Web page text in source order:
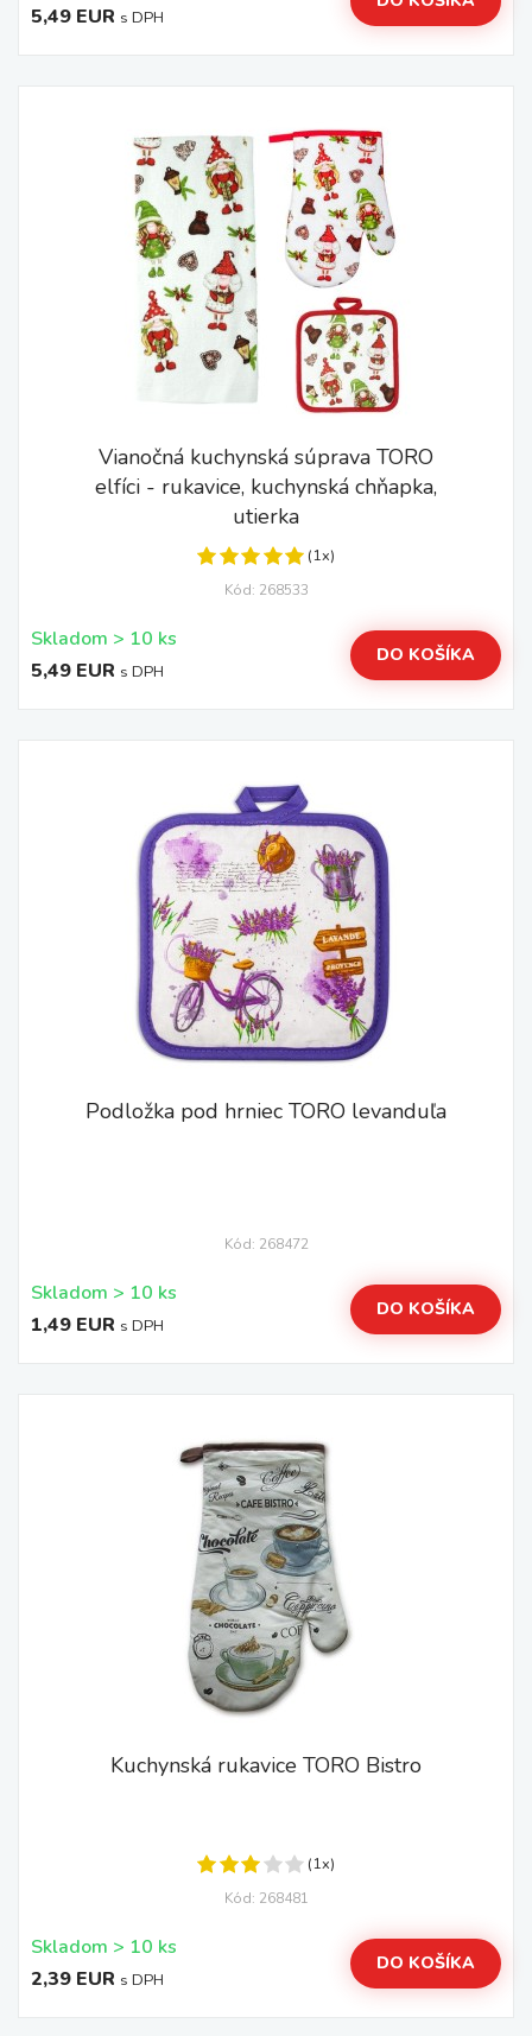
5,49 EUR s DPH
Vianočná kuchynská súprava TORO
elfíci - rukavice, kuchynská chňapka,
utierka
(1x)
Kód: 268533
Skladom > 10 ks
5,49 EUR s DPH
DO KOŠÍKA
Podložka pod hrniec TORO levanduľa
Kód: 268472
Skladom > 10 ks
1,49 EUR s DPH
DO KOŠÍKA
Kuchynská rukavice TORO Bistro
(1x)
Kód: 268481
Skladom > 10 ks
2,39 EUR s DPH
DO KOŠÍKA